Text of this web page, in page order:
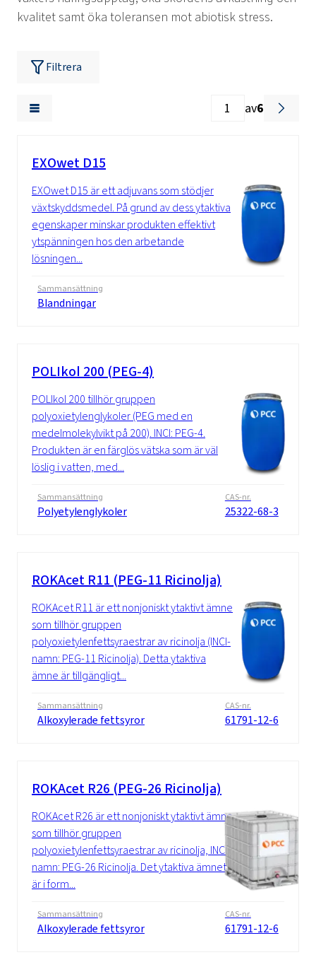
kvalitet samt öka toleransen mot abiotisk stress.
Filtrera
av6
EXOwet D15
EXOwet D15 är ett adjuvans som stödjer
växtskyddsmedel. På grund av dess ytaktiva
egenskaper minskar produkten effektivt
ytspänningen hos den arbetande
lösningen...
Sammansättning
Blandningar
POLIkol 200 (PEG-4)
POLIkol 200 tillhör gruppen
polyoxietylenglykoler (PEG med en
medelmolekylvikt på 200). INCI: PEG-4.
Produkten är en färglös vätska som är väl
löslig i vatten, med...
Sammansättning
Polyetylenglykoler
CAS-nr.
25322-68-3
ROKAcet R11 (PEG-11 Ricinolja)
ROKAcet R11 är ett nonjoniskt ytaktivt ämne
som tillhör gruppen
polyoxietylenfettsyraestrar av ricinolja (INCI-
namn: PEG-11 Ricinolja). Detta ytaktiva
ämne är tillgängligt...
Sammansättning
Alkoxylerade fettsyror
CAS-nr.
61791-12-6
ROKAcet R26 (PEG-26 Ricinolja)
ROKAcet R26 är ett nonjoniskt ytaktivt ämne
som tillhör gruppen
polyoxietylenfettsyraestrar av ricinolja, INCI-
namn: PEG-26 Ricinolja. Det ytaktiva ämnet
är i form...
Sammansättning
Alkoxylerade fettsyror
CAS-nr.
61791-12-6